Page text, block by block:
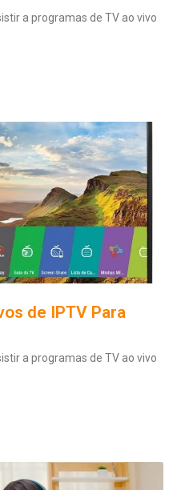
a programas de TV ao vivo
de IPTV Para
a programas de TV ao vivo